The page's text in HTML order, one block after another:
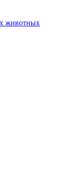
животных